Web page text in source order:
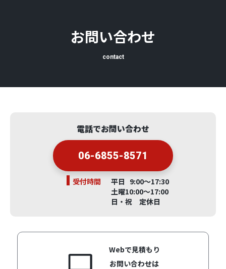
お問い合わせ
contact
電話でお問い合わせ
06-6855-8571
受付時間
平日 9:00～17:30
土曜10:00～17:00
日・祝 定休日
Webで見積もり
お問い合わせは